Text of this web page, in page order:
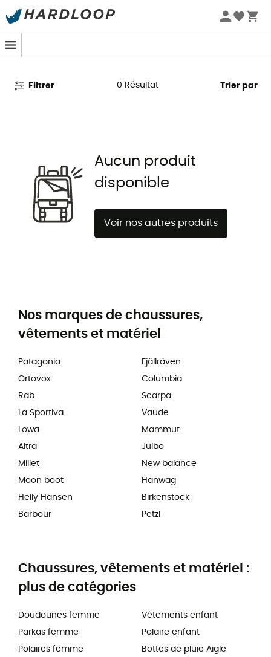
Promos d'été 🔥 -5 % EXTRA dès 2 produits* code Summer5
Moufles Rossignol pour homme
Filtrer 0 Résultat Trier par
Aucun produit
disponible
Voir nos autres produits
Nos marques de chaussures,
vêtements et matériel
Patagonia
Ortovox
Rab
La Sportiva
Lowa
Altra
Millet
Moon boot
Helly Hansen
Barbour
Fjällräven
Columbia
Scarpa
Vaude
Mammut
Julbo
New balance
Hanwag
Birkenstock
Petzl
Chaussures, vêtements et matériel :
plus de catégories
Doudounes femme
Parkas femme
Polaires femme
Vêtements enfant
Polaire enfant
Bottes de pluie Aigle